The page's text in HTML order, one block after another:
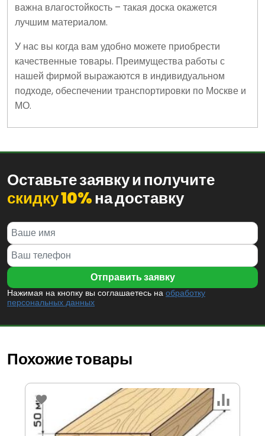
важна влагостойкость – такая доска окажется
лучшим материалом.
У нас вы когда вам удобно можете приобрести
качественные товары. Преимущества работы с
нашей фирмой выражаются в индивидуальном
подходе, обеспечении транспортировки по Москве и
МО.
Оставьте заявку и получите
скидку 10%на доставку
Нажимая на кнопку вы соглашаетесь на обработку
персональных данных
Похожие товары